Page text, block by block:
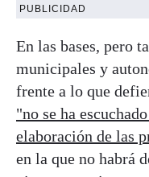
PUBLICIDAD
En las bases, pero
municipales y
frente a lo que
"no se ha
elaboración de las
en la que no habrá